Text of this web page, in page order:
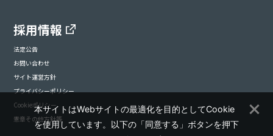
採用情報
法定公告
お問い合わせ
サイト運営方針
プライバシーポリシー
Cookieポリシー
憲章その他方針等
本サイトはWebサイトの最適化を目的としてCookie
を使用しています。以下の「同意する」ボタンを押下